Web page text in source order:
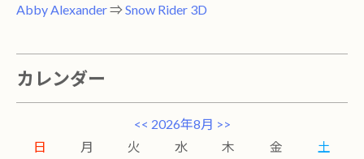
Abby Alexander⇒ Snow Rider 3D
カレンダー
<< 2026年8月 >>
日
月 火 水 木 金
土